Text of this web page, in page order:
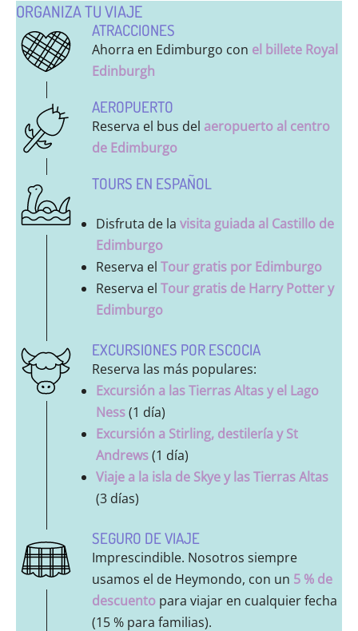
ORGANIZA TU VIAJE
ATRACCIONES
Ahorra en Edimburgo con el billete Royal
Edinburgh
AEROPUERTO
Reserva el bus del aeropuerto al centro
de Edimburgo
TOURS EN ESPAÑOL
Disfruta de la visita guiada al Castillo de
Edimburgo
Reserva el Tour gratis por Edimburgo
Reserva el Tour gratis de Harry Potter y
Edimburgo
EXCURSIONES POR ESCOCIA
Reserva las más populares:
Excursión a las Tierras Altas y el Lago
Ness(1 día)
Excursión a Stirling, destilería y St
Andrews(1 día)
Viaje a la isla de Skye y las Tierras Altas
(3 días)
SEGURO DE VIAJE
Imprescindible. Nosotros siempre
usamos el de Heymondo, con un 5 % de
descuento para viajar en cualquier fecha
(15 % para familias).